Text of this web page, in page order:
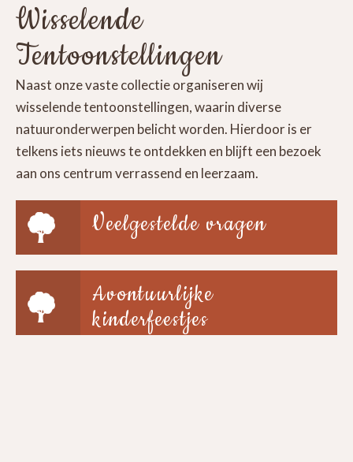
Wisselende
Tentoonstellingen
Naast onze vaste collectie organiseren wij
wisselende tentoonstellingen, waarin diverse
natuuronderwerpen belicht worden. Hierdoor is er
telkens iets nieuws te ontdekken en blijft een bezoek
aan ons centrum verrassend en leerzaam.
Veelgestelde vragen
Avontuurlijke
kinderfeestjes